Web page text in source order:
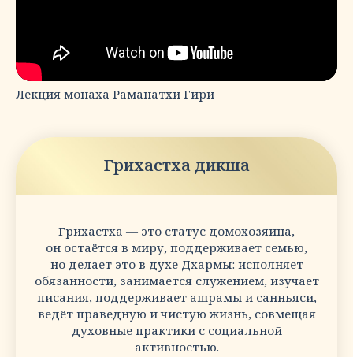
Лекция монаха Раманатхи Гири
Грихастха дикша
Грихастха — это статус домохозяина,
он остаётся в миру, поддерживает семью,
но делает это в духе Дхармы: исполняет
обязанности, занимается служением, изучает
писания, поддерживает ашрамы и санньяси,
ведёт праведную и чистую жизнь, совмещая
духовные практики с социальной
активностью.